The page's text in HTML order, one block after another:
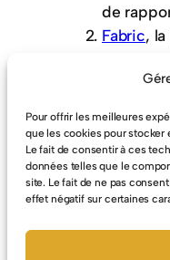
Pour offrir les meilleures
que les cookies pour stocker
Le fait de consentir à ces
données telles que le
site. Le fait de ne pas
effet négatif sur certaines
de
Fabric,
les
Power
Android
les
bord.